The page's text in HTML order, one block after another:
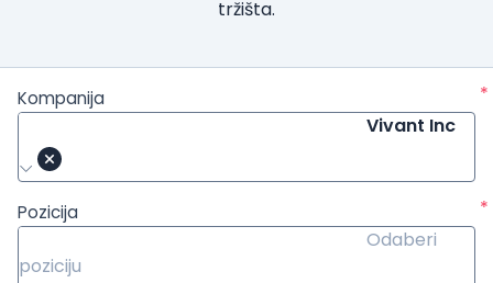
tržišta.
Kompanija
*
Vivant Inc
Pozicija
*
Odaberi
poziciju